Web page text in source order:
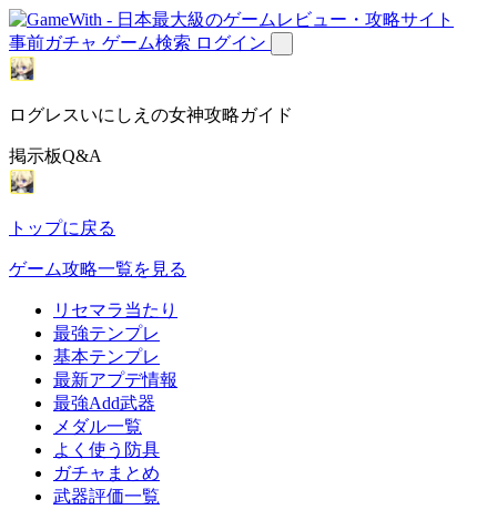
事前ガチャ ゲーム検索 ログイン
ログレスいにしえの女神攻略ガイド
掲示板Q&A
トップに戻る
ゲーム攻略一覧を見る
リセマラ当たり
最強テンプレ
基本テンプレ
最新アプデ情報
最強Add武器
メダル一覧
よく使う防具
ガチャまとめ
武器評価一覧